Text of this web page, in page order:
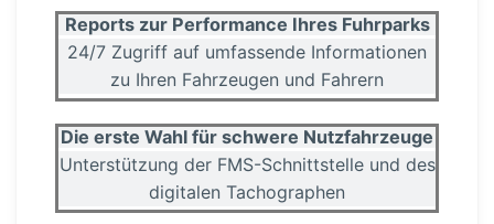
Reports zur Performance Ihres Fuhrparks
24/7 Zugriff auf umfassende Infor­ma­tionen
zu Ihren Fahrzeugen und Fahrern
Die erste Wahl für schwere Nutzfahr­zeuge
Unter­stützung der FMS-Schnitt­stelle und des
digitalen Tacho­graphen